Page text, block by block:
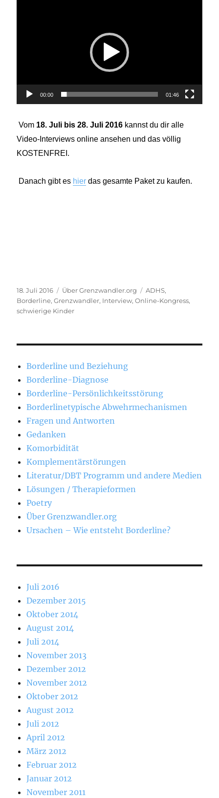
00:00 01:46
Vom 18. Juli bis 28. Juli 2016 kannst du dir alle
Video-Interviews online ansehen und das völlig
KOSTENFREI.
Danach gibt es hier das gesamte Paket zu kaufen.
Veröffentlicht
am
18. Juli 2016 Kategorien
Über Grenzwandler.org Schlagwörter
ADHS,
Borderline,Grenzwandler, Interview,Online-Kongress,
schwierige Kinder
Borderline und Beziehung
Borderline-Diagnose
Borderline-Persönlichkeitsstörung
Borderlinetypische Abwehrmechanismen
Fragen und Antworten
Gedanken
Komorbidität
Komplementärstörungen
Literatur/DBT Programm und andere Medien
Lösungen / Therapieformen
Poetry
Über Grenzwandler.org
Ursachen – Wie entsteht Borderline?
Juli 2016
Dezember 2015
Oktober 2014
August 2014
Juli 2014
November 2013
Dezember 2012
November 2012
Oktober 2012
August 2012
Juli 2012
April 2012
März 2012
Februar 2012
Januar 2012
November 2011